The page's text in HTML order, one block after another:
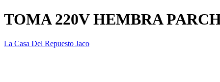
TOMA 220V HEMBRA
La Casa Del Repuesto Jaco